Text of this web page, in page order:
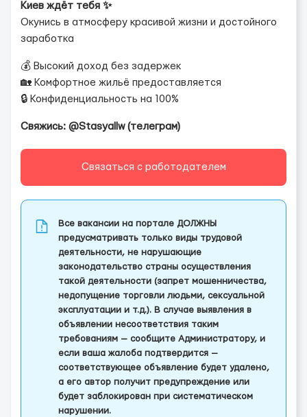
Киев ждёт тебя ✨
Окунись в атмосферу красивой жизни и достойного
заработка
💰 Высокий доход без задержек
🏡 Комфортное жильё предоставляется
🔒 Конфиденциальность на 100%
Свяжись: @Stasyallw (телеграм)
Связаться с работодателем
Все вакансии на портале ДОЛЖНЫ
предусматривать только виды трудовой
деятельности, не нарушающие
законодательство страны осуществления
такой деятельности (запрет мошенничества,
недопущение торговли людьми, сексуальной
эксплуатации и т.д.). В случае выявления в
объявлении несоответствия таким
требованиям — сообщите Администратору, и
если ваша жалоба подтвердится —
соответствующее объявление будет удалено,
а его автор получит предупреждение или
будет заблокирован при систематическом
нарушении.